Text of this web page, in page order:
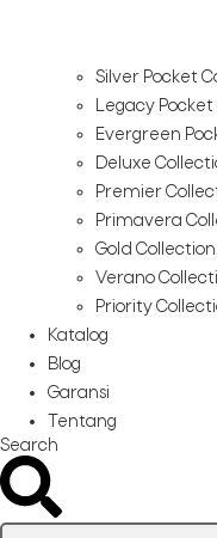
Silver Pocket
Legacy
Evergreen
Deluxe
Premier
Primavera
Gold Collection
Verano
Priority
Katalog
Blog
Garansi
Tentang
Search